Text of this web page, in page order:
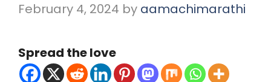
February 4, 2024 by aamachimarathi
Spread the love